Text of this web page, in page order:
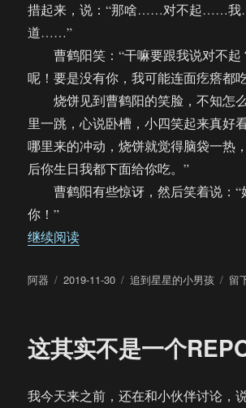
措起来，说：“那啥……对不起……
道……”
曹鹤阳笑：“干嘛要跟我说对不起
呢！要是没有你，我可能连面疙瘩都
烧饼见到曹鹤阳的笑脸，不知怎
里一跳，心说卧槽，小四笑起来真好
哪里来的冲动，烧饼就觉得脑袋一热
后你生日我都下面给你吃。”
曹鹤阳有些惊讶，然后笑着说：“
你！”
继续阅读“【饼四】年年今日”
作
阿器
发
2019-11-30
分
追到星星的小男孩
于
年
留
这其实不是一个
我今天来之前，还在和小伙伴讨论，